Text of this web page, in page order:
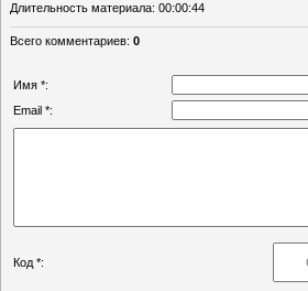
Длительность материала: 00:00:44
Всего комментариев: 0
Имя *:
Email *:
Код *: